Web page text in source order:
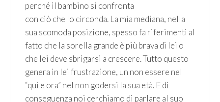
perché il bambino si confronta
con ciò che lo circonda. La mia mediana, nella
sua scomoda posizione, spesso fa riferimenti al
fatto che la sorella grande è più brava di lei o
che lei deve sbrigarsi a crescere. Tutto questo
genera in lei frustrazione, un non essere nel
“qui e ora” nel non godersi la sua età. E di
conseguenza noi cerchiamo di parlare al suo